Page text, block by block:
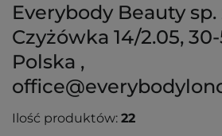
Everybody Beauty sp.
Czyżówka 14/2.05,
Polska ,
Ilość produktów: 22